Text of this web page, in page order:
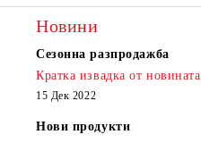
Новини
Сезонна разпродажба
Кратка извадка от новината
15 Дек 2022
Нови продукти